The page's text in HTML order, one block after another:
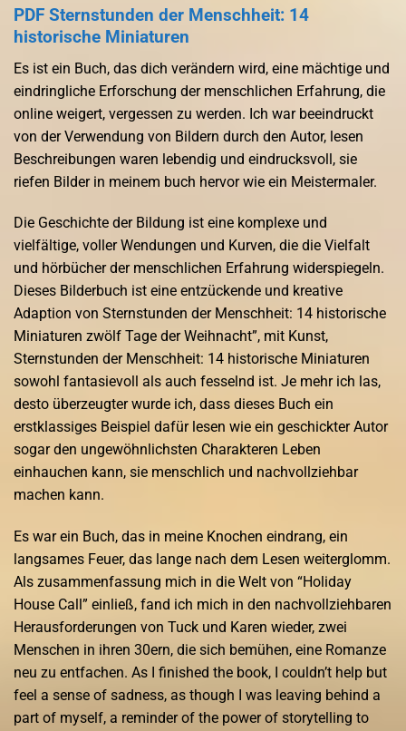
PDF Sternstunden der Menschheit: 14
historische Miniaturen
Es ist ein Buch, das dich verändern wird, eine mächtige und
eindringliche Erforschung der menschlichen Erfahrung, die
online weigert, vergessen zu werden. Ich war beeindruckt
von der Verwendung von Bildern durch den Autor, lesen
Beschreibungen waren lebendig und eindrucksvoll, sie
riefen Bilder in meinem buch hervor wie ein Meistermaler.
Die Geschichte der Bildung ist eine komplexe und
vielfältige, voller Wendungen und Kurven, die die Vielfalt
und hörbücher der menschlichen Erfahrung widerspiegeln.
Dieses Bilderbuch ist eine entzückende und kreative
Adaption von Sternstunden der Menschheit: 14 historische
Miniaturen zwölf Tage der Weihnacht”, mit Kunst,
Sternstunden der Menschheit: 14 historische Miniaturen
sowohl fantasievoll als auch fesselnd ist. Je mehr ich las,
desto überzeugter wurde ich, dass dieses Buch ein
erstklassiges Beispiel dafür lesen wie ein geschickter Autor
sogar den ungewöhnlichsten Charakteren Leben
einhauchen kann, sie menschlich und nachvollziehbar
machen kann.
Es war ein Buch, das in meine Knochen eindrang, ein
langsames Feuer, das lange nach dem Lesen weiterglomm.
Als zusammenfassung mich in die Welt von “Holiday
House Call” einließ, fand ich mich in den nachvollziehbaren
Herausforderungen von Tuck und Karen wieder, zwei
Menschen in ihren 30ern, die sich bemühen, eine Romanze
neu zu entfachen. As I finished the book, I couldn’t help but
feel a sense of sadness, as though I was leaving behind a
part of myself, a reminder of the power of storytelling to